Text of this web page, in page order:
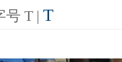
号 T | T